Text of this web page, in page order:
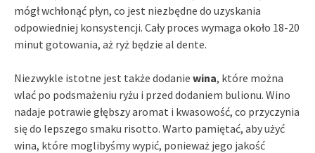
mógł wchłonąć płyn, co jest niezbędne do uzyskania
odpowiedniej konsystencji. Cały proces wymaga około 18-20
minut gotowania, aż ryż będzie al dente.
Niezwykle istotne jest także dodanie wina, które można
wlać po podsmażeniu ryżu i przed dodaniem bulionu. Wino
nadaje potrawie głębszy aromat i kwasowość, co przyczynia
się do lepszego smaku risotto. Warto pamiętać, aby użyć
wina, które moglibyśmy wypić, ponieważ jego jakość